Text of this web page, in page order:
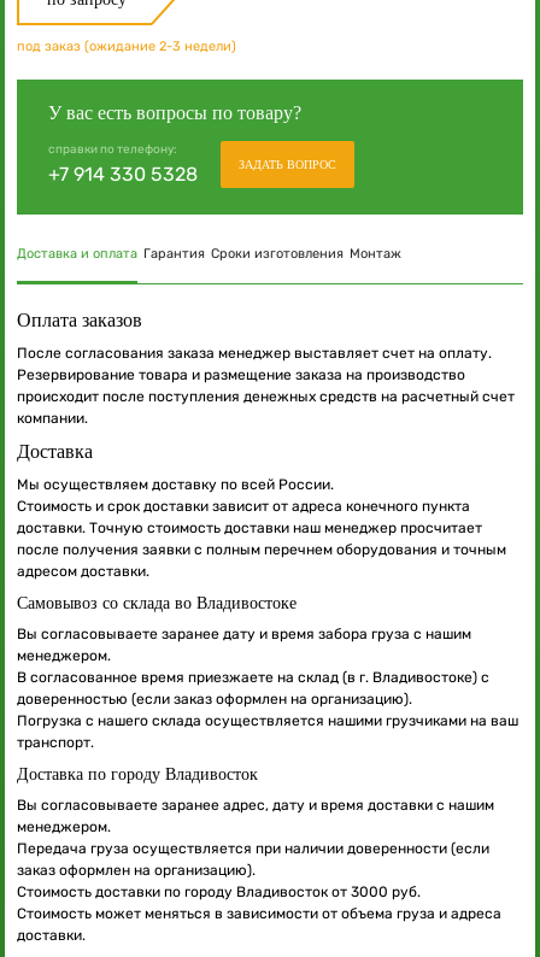
под заказ (ожидание 2-3 недели)
У вас есть вопросы по товару?
справки по телефону:
+7 914 330 5328 ЗАДАТЬ ВОПРОС
Доставка и оплата Гарантия Сроки изготовления Монтаж
Оплата заказов
После согласования заказа менеджер выставляет счет на оплату.
Резервирование товара и размещение заказа на производство
происходит после поступления денежных средств на расчетный счет
компании.
Доставка
Мы осуществляем доставку по всей России.
Стоимость и срок доставки зависит от адреса конечного пункта
доставки. Точную стоимость доставки наш менеджер просчитает
после получения заявки с полным перечнем оборудования и точным
адресом доставки.
Самовывоз со склада во Владивостоке
Вы согласовываете заранее дату и время забора груза с нашим
менеджером.
В согласованное время приезжаете на склад (в г. Владивостоке) с
доверенностью (если заказ оформлен на организацию).
Погрузка с нашего склада осуществляется нашими грузчиками на ваш
транспорт.
Доставка по городу Владивосток
Вы согласовываете заранее адрес, дату и время доставки с нашим
менеджером.
Передача груза осуществляется при наличии доверенности (если
заказ оформлен на организацию).
Стоимость доставки по городу Владивосток от 3000 руб.
Стоимость может меняться в зависимости от объема груза и адреса
доставки.